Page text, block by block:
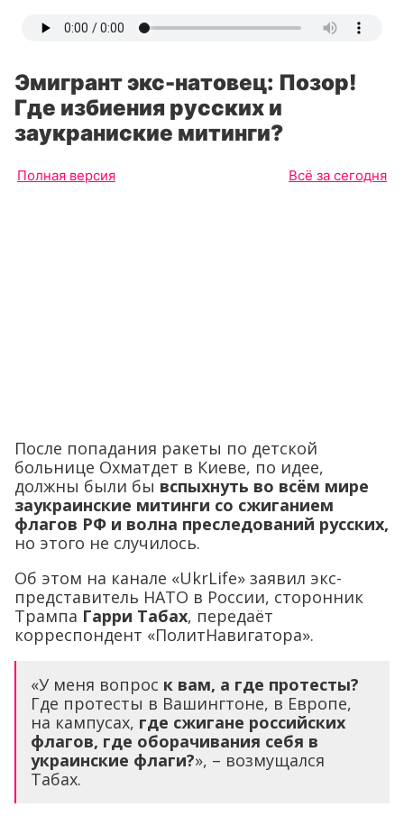
Эмигрант экс-натовец: Позор!
Где избиения русских и
заукраниские митинги?
Полная версия Всё за сегодня
После попадания ракеты по детской
больнице Охматдет в Киеве, по идее,
должны были бы вспыхнуть во всём мире
заукраинские митинги со сжиганием
флагов РФ и волна преследований русских,
но этого не случилось.
Об этом на канале «UkrLife» заявил экс-
представитель НАТО в России, сторонник
Трампа Гарри Табах, передаёт
корреспондент «ПолитНавигатора».
«У меня вопрос к вам, а где протесты?
Где протесты в Вашингтоне, в Европе,
на кампусах, где сжигане российских
флагов, где оборачивания себя в
украинские флаги?», – возмущался
Табах.